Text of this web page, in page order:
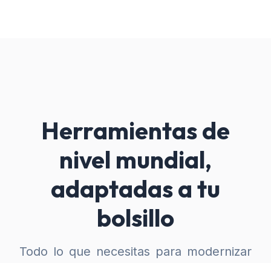
Herramientas de
nivel mundial,
adaptadas a tu
bolsillo
Todo lo que necesitas para modernizar